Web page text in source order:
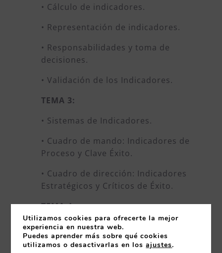
• Cálculo de indicadores.
• Representación de indicadores.
• Responsabilidades y toma de
decisiones.
• Validación de los Indicadores.
TEMA 3:
• Sistemas de Indicadores.
• Cuadro de mando: Indicadores de
Proceso y Clave Éxito.
• Cuadro de dirección: Indicadores
Estratégicos y Críticos de Éxito.
TEMA 4:
• Análisis de cuantitativo y cualitativo
de la información.
Utilizamos cookies para ofrecerte la mejor
experiencia en nuestra web.
Puedes aprender más sobre qué cookies
utilizamos o desactivarlas en losajustes.